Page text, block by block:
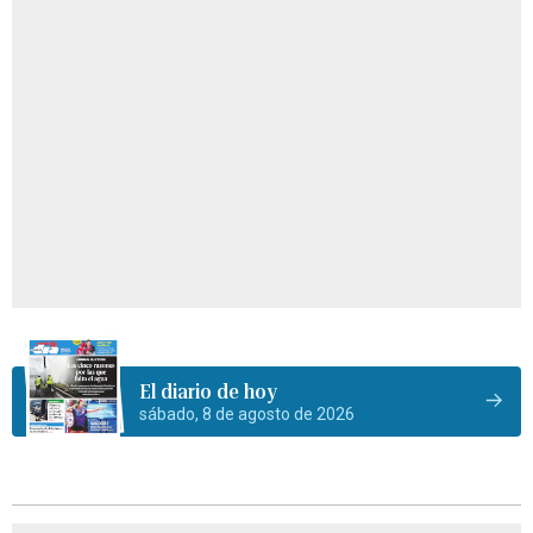
El diario de hoy
sábado, 8 de agosto de 2026